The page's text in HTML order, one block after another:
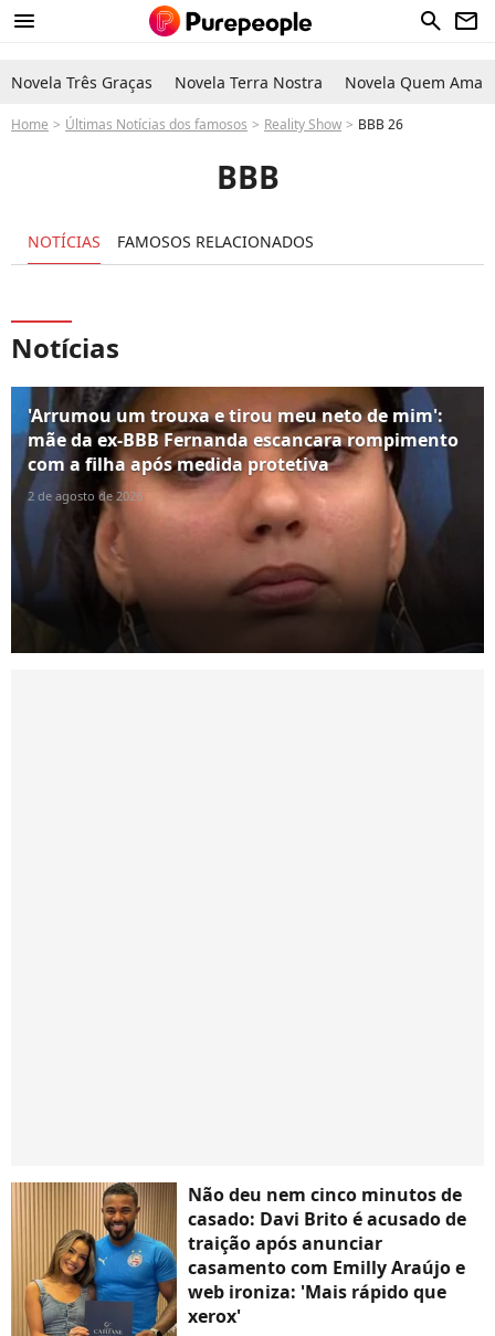
menu search newsletter
Novela Três Graças Novela Terra Nostra Novela Quem Ama
Home Últimas Notícias dos famosos Reality Show BBB 26
BBB
NOTÍCIAS FAMOSOS RELACIONADOS
Notícias
'Arrumou um trouxa e tirou meu neto de mim':
mãe da ex-BBB Fernanda escancara rompimento
com a filha após medida protetiva
2 de agosto de 2026
Não deu nem cinco minutos de
casado: Davi Brito é acusado de
traição após anunciar
casamento com Emilly Araújo e
web ironiza: 'Mais rápido que
xerox'